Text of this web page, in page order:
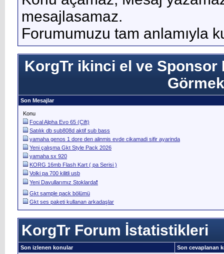
mesajlasamaz.
Forumumuzu tam anlamıyla
KorgTr ikinci el ve Sponsor
Son Mesajlar
Konu
Focal Alpha Evo 65 (Çift)
Satılık db sub808d aktif sub bass
yamaha genos 1 dore den alinmis evde cikamadi sifir ayarinda
Yeni çalışma Gkt Style Pack 2026
yamaha sx 920
KORG 16mb Flash Kart ( pa Serisi )
Volki pa 700 kilitli usb
Yeni Davullarımız Stoklarda❗️
Gkt sample pack bölümü
Gkt ses paketi kullanan arkadaşlar
KorgTr Forum İstatistikleri
Son izlenen konular Son cevaplanan